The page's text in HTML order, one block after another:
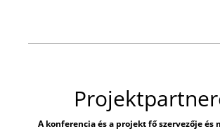
A konferencia és a projekt fő szervezője és